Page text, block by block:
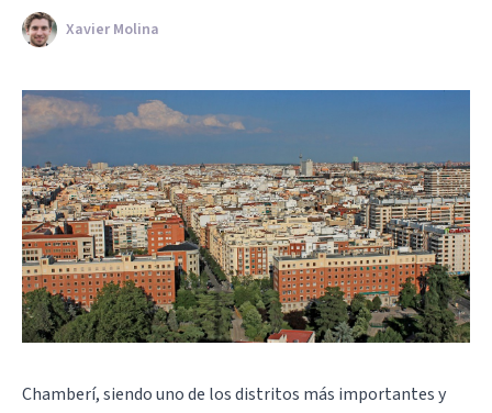
Xavier Molina
Chamberí, siendo uno de los distritos más importantes y